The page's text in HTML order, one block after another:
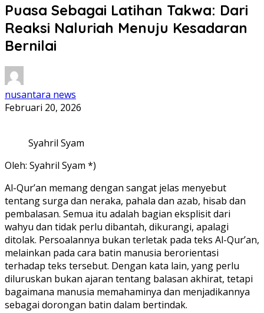
Puasa Sebagai Latihan Takwa: Dari
Reaksi Naluriah Menuju Kesadaran
Bernilai
nusantara news
Februari 20, 2026
Syahril Syam
Oleh: Syahril Syam *)
Al-Qur’an memang dengan sangat jelas menyebut
tentang surga dan neraka, pahala dan azab, hisab dan
pembalasan. Semua itu adalah bagian eksplisit dari
wahyu dan tidak perlu dibantah, dikurangi, apalagi
ditolak. Persoalannya bukan terletak pada teks Al-Qur’an,
melainkan pada cara batin manusia berorientasi
terhadap teks tersebut. Dengan kata lain, yang perlu
diluruskan bukan ajaran tentang balasan akhirat, tetapi
bagaimana manusia memahaminya dan menjadikannya
sebagai dorongan batin dalam bertindak.